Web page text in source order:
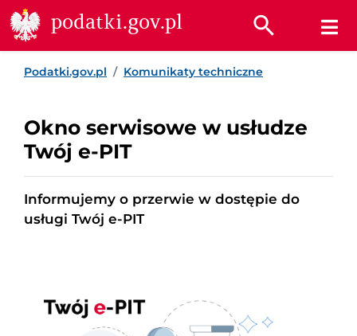
Przejdź do treści
Przejdź do wyszukiwarki
Przejdź do stopki
podatki.gov.pl
Podatki.gov.pl Komunikaty techniczne
Okno serwisowe w usłudze
Twój e-PIT
Informujemy o przerwie w dostępie do
usługi Twój e-PIT